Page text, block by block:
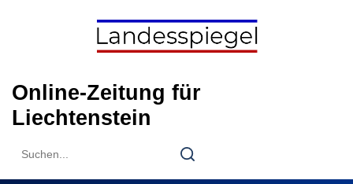
Online-Zeitung für
Liechtenstein
Search
Search